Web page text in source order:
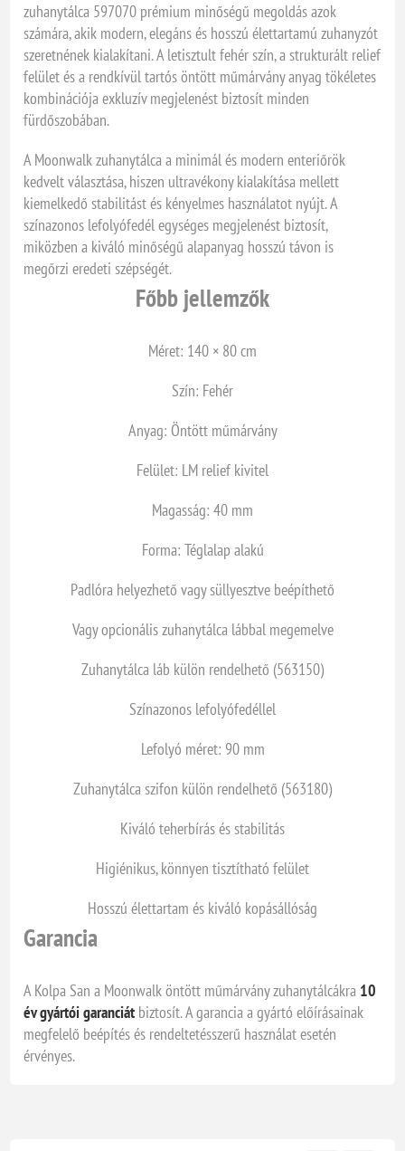
zuhanytálca 597070 prémium minőségű megoldás azok
számára, akik modern, elegáns és hosszú élettartamú zuhanyzót
szeretnének kialakítani. A letisztult fehér szín, a strukturált relief
felület és a rendkívül tartós öntött műmárvány anyag tökéletes
kombinációja exkluzív megjelenést biztosít minden
fürdőszobában.
A Moonwalk zuhanytálca a minimál és modern enteriőrök
kedvelt választása, hiszen ultravékony kialakítása mellett
kiemelkedő stabilitást és kényelmes használatot nyújt. A
színazonos lefolyófedél egységes megjelenést biztosít,
miközben a kiváló minőségű alapanyag hosszú távon is
megőrzi eredeti szépségét.
Főbb jellemzők
Méret: 140 × 80 cm
Szín: Fehér
Anyag: Öntött műmárvány
Felület: LM relief kivitel
Magasság: 40 mm
Forma: Téglalap alakú
Padlóra helyezhető vagy süllyesztve beépíthető
Vagy opcionális zuhanytálca lábbal megemelve
Zuhanytálca láb külön rendelhető (563150)
Színazonos lefolyófedéllel
Lefolyó méret: 90 mm
Zuhanytálca szifon külön rendelhető (563180)
Kiváló teherbírás és stabilitás
Higiénikus, könnyen tisztítható felület
Hosszú élettartam és kiváló kopásállóság
Garancia
A Kolpa San a Moonwalk öntött műmárvány zuhanytálcákra 10
év gyártói garanciát biztosít. A garancia a gyártó előírásainak
megfelelő beépítés és rendeltetésszerű használat esetén
érvényes.